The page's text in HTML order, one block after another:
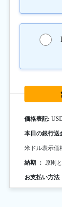
価格表記:
本日の銀行送
米ドル表示価
納期 ： 原則
お支払い方法